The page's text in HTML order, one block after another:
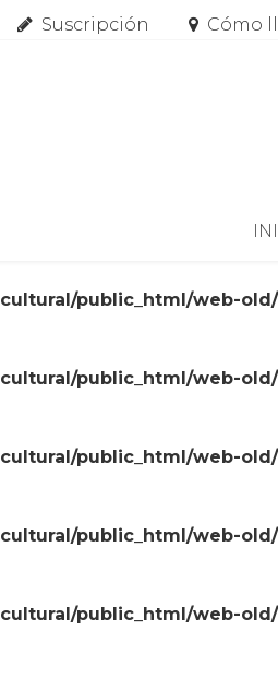
Suscripción Cómo
public_html/web-
public_html/web-
public_html/web-
public_html/web-
public_html/web-